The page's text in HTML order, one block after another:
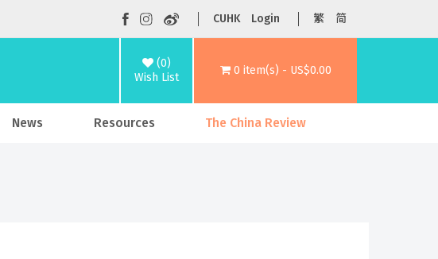
CUHK Login 繁 简
(0)
Wish List
0 item(s) - US$0.00
News Resources The China Review